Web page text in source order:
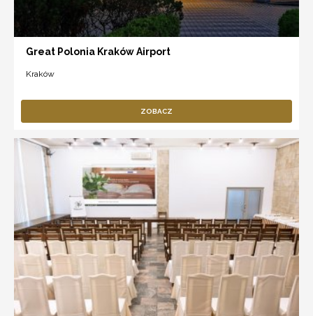
Great Polonia Kraków Airport
Kraków
ZOBACZ